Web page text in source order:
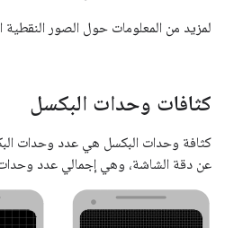
لمزيد من المعلومات حول الصور
كثافات وحدات البكسل
عن دقة الشاشة، وهي إجمالي عدد